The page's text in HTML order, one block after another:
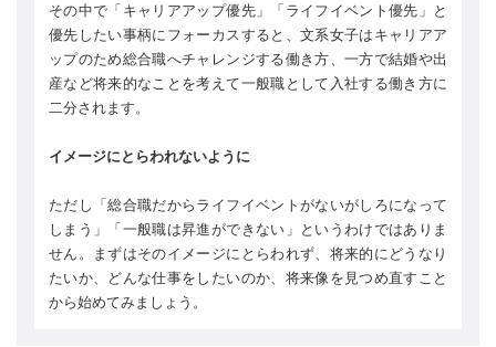
その中で「キャリアアップ優先」「ライフイベント優先」と
優先したい事柄にフォーカスすると、文系女子はキャリアア
ップのため総合職へチャレンジする働き方、一方で結婚や出
産など将来的なことを考えて一般職として入社する働き方に
二分されます。
イメージにとらわれないように
ただし「総合職だからライフイベントがないがしろになって
しまう」「一般職は昇進ができない」というわけではありま
せん。まずはそのイメージにとらわれず、将来的にどうなり
たいか、どんな仕事をしたいのか、将来像を見つめ直すこと
から始めてみましょう。